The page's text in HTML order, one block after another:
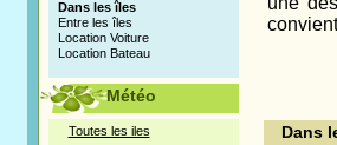
Dans
Dans les îles
Entre les îles
Location Voiture
Location Bateau
Météo
Toutes les iles